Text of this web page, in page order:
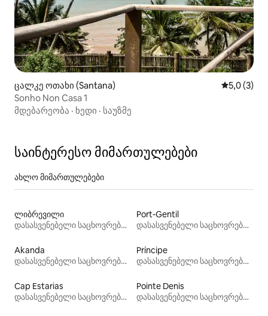
ცალკე ოთახი (Santana) საშუალო
5,0 (3)
Sonho Non Casa 1
მდებარეობა · ხედი · საუზმე
საინტერესო მიმართულებები
ახლო მიმართულებები
ლიბრევილი
დასასვენებელი საცხოვრებლები
Port-Gentil
დასასვენებელი საცხოვრებლები
Akanda
დასასვენებელი საცხოვრებლები
Príncipe
დასასვენებელი საცხოვრებლები
Cap Estarias
დასასვენებელი საცხოვრებლები
Pointe Denis
დასასვენებელი საცხოვრებლები